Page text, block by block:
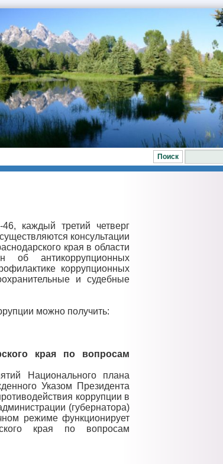
каждый третий четверг
консультации
края в области
об антикоррупционных
коррупционных
и судебные
можно получить:
края по вопросам
Национального плана
Указом Президента
коррупции в
(губернатора)
режиме функционирует
края по вопросам